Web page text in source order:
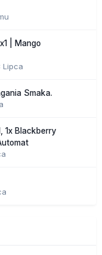
| Mango
Lipca
Smaka.
1x Blackberry